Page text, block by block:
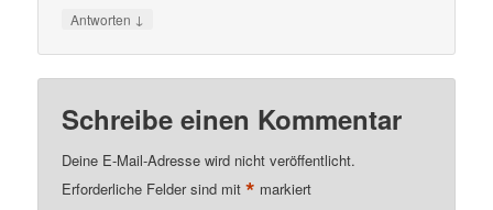
Antworten ↓
Schreibe einen Kommentar
Deine E-Mail-Adresse wird nicht veröffentlicht.
Erforderliche Felder sind mit* markiert